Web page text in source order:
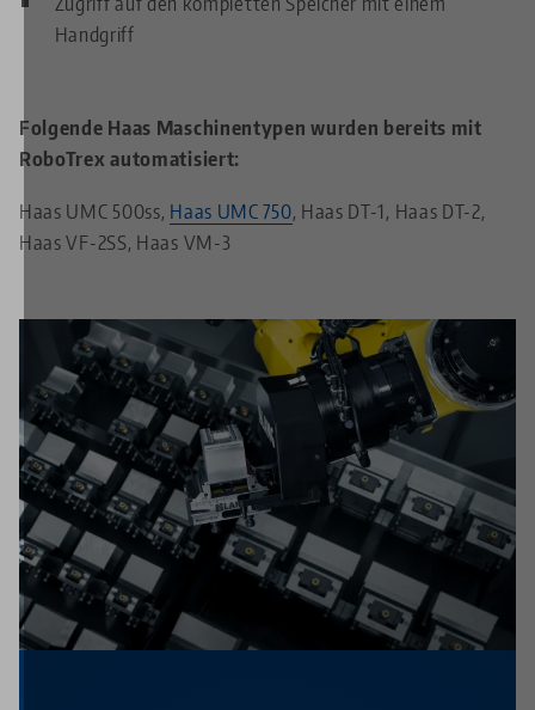
Handgriff
Folgende Haas Maschinentypen wurden bereits mit
RoboTrex automatisiert:
Haas UMC 500ss, Haas UMC 750, Haas DT-1, Haas DT-2,
Haas VF-2SS, Haas VM-3